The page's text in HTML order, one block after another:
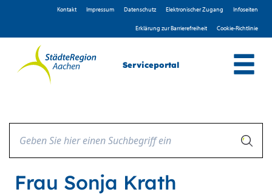
Zum Hauptinhalt springen
Zum Hauptinhalt
Kontakt Impressum D­atenschutz Elektronischer Zugang Infoseiten
Erklärung zur Barrierefreiheit Cookie-Richtlinie
Serviceportal
Frau Sonja Krath